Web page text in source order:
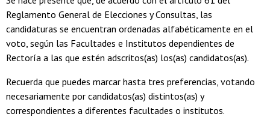
Reglamento General de Elecciones y Consultas, las
candidaturas se encuentran ordenadas alfabéticamente en el
voto, según las Facultades e Institutos dependientes de
Rectoría a las que estén adscritos(as) los(as) candidatos(as).
Recuerda que puedes marcar hasta tres preferencias, votando
necesariamente por candidatos(as) distintos(as) y
correspondientes a diferentes facultades o institutos.